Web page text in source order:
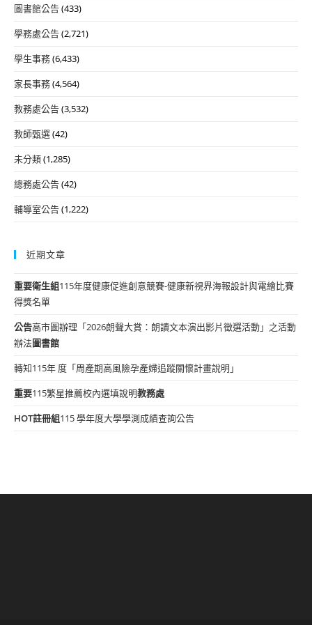
圖書館公告(433)
學務處公告(2,721)
學生事務(6,433)
家長事務(4,564)
教務處公告(3,532)
教師甄選(42)
未分類(1,285)
總務處公告(42)
輔導室公告(1,222)
近期文章
重要衛生組115年度健康促進創意競賽-健康新視界海報設計與電繪比賽
得獎名單
公告高市圖辦理「2026朗聲大賞：朗讀文本演出影片徵選活動」之活動
辦法圖書館
轉知115年 度「周產期高風險孕產婦追蹤關懷計畫說明」
重要115繁星推薦校內選填說明教務處
HOT註冊組115 學年度大學學測成績查詢公告